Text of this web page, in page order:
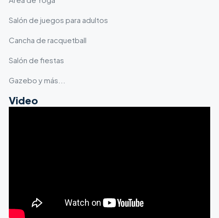
Salón de juegos para adultos
Cancha de racquetball
Salón de fiestas
Gazebo y más...
Video